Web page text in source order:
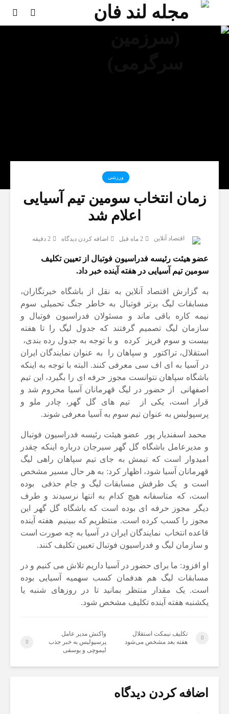
ورزشی
زمان انتخاب سومین تیم آسیایی
اعلام شد
اقتصاد آنلاین 2 ماه قبل اضافه کردن دیدگاه 2 دقیقه
عضو هیئت رئیسه فدراسیون فوتبال از تعیین تکلیف
سومین تیم آسیایی در هفته آینده خبر داد.
به گزارش اقتصاد آنلاین به نقل از باشگاه خبرنگاران،
مسابقات لیگ برتر فوتبال به خاطر جنگ تحمیلی سوم
نیمه کاره باقی ماند و مسئولان فدراسیون فوتبال و
سازمان لیگ تصمیم گرفتند که جدول لیگ را تا هفته
بیست و سوم فریز کرده و با توجه به جدول رده بندی،
استقلال، تراکتور و سپاهان را به عنوان نمایندگان ایران
در آسیا به ای اف سی معرفی کنند. البته با توجه به اینکه
باشگاه سپاهان نتوانست مجوز حرفه ای را بگیرد، این تیم
اصفهانی از حضور در لیگ قهرمانان آسیا محروم شد و
قرار است، یکی از تیم های گل گهر، چادر ملو و
پرسپولیس به عنوان تیم سوم به آسیا معرفی شوند.
محمد اسفندیار پور عضو هیئت رئیسه فدراسیون فوتبال
و مدیرعامل باشگاه گل گهر سیرجان درباره اینکه چقدر
امیدوار است که تیمش به جای تیم سپاهان راهی لیگ
قهرمانان آسیا شود، اظهار کرد: به هر حال مسیر مشخص
است و یک طرفش مسابقات لیگ و جام حذفی بوده
است، که متاسفانه هیچ کدام به انتها نرسیدند و طرف
دیگر مجوز حرفه ای بوده است که باشگاه گل گهر این
مجوز را کسب کرده است. منتظریم که ببینیم هفته آینده
قاعده انتخاب نمایندگان ایران در آسیا به چه صورت است
و سازمان لیگ و فدراسیون فوتبال تعیین تکلیف کنند.
او افزود: ما برای حضور در آسیا داریم تلاش می کنیم و در
مسابقات لیگ هم هدفمان کسب سهمیه آسیایی بوده
است. یک مقدار منتظر بمانید تا در روزهای شنبه یا
یکشنبه هفته آینده تکلیف مشخص شود.
تکلیف نیمکت استقلال
هفته بعد مشخص می‌شود
واکنش مدیر عامل
پرسپولیس به خبر جذب
لیموچی و یوسفی
اضافه کردن دیدگاه